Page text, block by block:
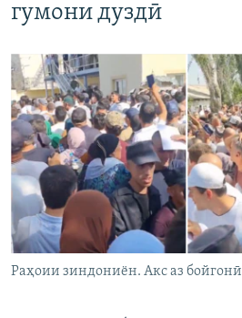
гумони дуздӣ
Раҳоии зиндониён. Акс аз бойгонӣ